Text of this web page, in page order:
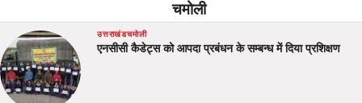
चमोली
उत्तराखंडचमोली
एनसीसी कैडेट्स को आपदा प्रबंधन के सम्बन्ध में दिया प्रशिक्षण